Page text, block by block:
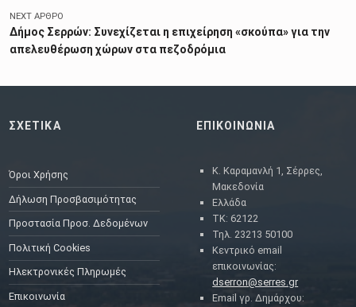
NEXT ΆΡΘΡΟ
Δήμος Σερρών: Συνεχίζεται η επιχείρηση «σκούπα» για την
απελευθέρωση χώρων στα πεζοδρόμια
ΣΧΕΤΙΚΑ
Όροι Χρήσης
Δήλωση Προσβασιμότητας
Προστασία Προσ. Δεδομένων
Πολιτική Cookies
Ηλεκτρονικές Πληρωμές
Επικοινωνία
ΕΠΙΚΟΙΝΩΝΙΑ
Κ. Καραμανλή 1, Σέρρες,
Μακεδονία
Ελλάδα
ΤΚ: 62122
Τηλ. 23213 50100
Κεντρικό email
επικοινωνίας:
dserron@serres.gr
Email γρ. Δημάρχου: